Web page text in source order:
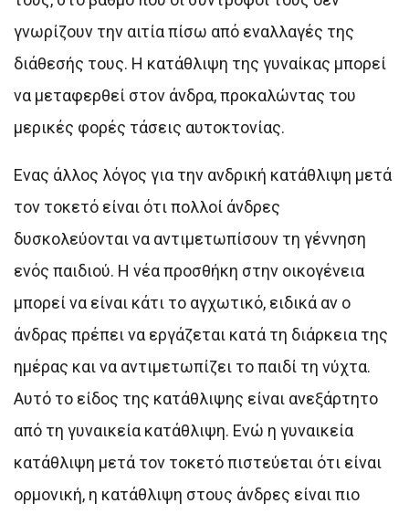
γνωρίζουν την αιτία πίσω από εναλλαγές της
διάθεσής τους. Η κατάθλιψη της γυναίκας μπορεί
να μεταφερθεί στον άνδρα, προκαλώντας του
μερικές φορές τάσεις αυτοκτονίας.
Ενας άλλος λόγος για την ανδρική κατάθλιψη μετά
τον τοκετό είναι ότι πολλοί άνδρες
δυσκολεύονται να αντιμετωπίσουν τη γέννηση
ενός παιδιού. Η νέα προσθήκη στην οικογένεια
μπορεί να είναι κάτι το αγχωτικό, ειδικά αν ο
άνδρας πρέπει να εργάζεται κατά τη διάρκεια της
ημέρας και να αντιμετωπίζει το παιδί τη νύχτα.
Αυτό το είδος της κατάθλιψης είναι ανεξάρτητο
από τη γυναικεία κατάθλιψη. Ενώ η γυναικεία
κατάθλιψη μετά τον τοκετό πιστεύεται ότι είναι
ορμονική, η κατάθλιψη στους άνδρες είναι πιο